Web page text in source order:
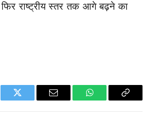
राष्ट्रीय स्तर तक आगे बढ़ने का
Twitter Email WhatsAppCopy